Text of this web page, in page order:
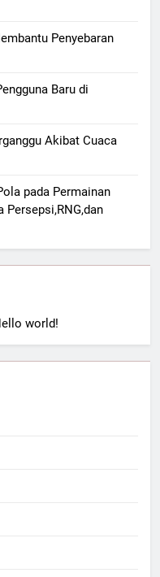
Penyebaran
Baru di
Akibat Cuaca
pada Permainan
world!